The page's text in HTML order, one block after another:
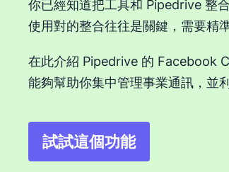
你已經知道把工具和 Pipedrive 整
使用對的整合往往是關鍵，需要精
在此介紹 Pipedrive 的 Facebook
能夠幫助你集中管理事業通訊，並
試試這個功能